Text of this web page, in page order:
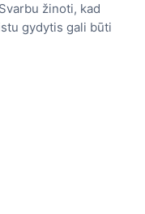
žinoti, kad
gydytis gali būti